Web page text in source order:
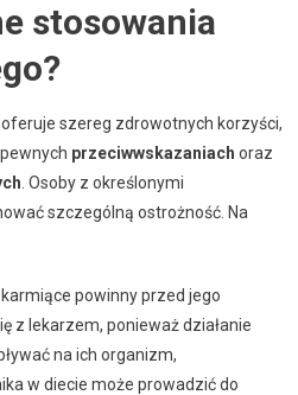
stosowania
szereg zdrowotnych korzyści,
przeciwwskazaniach oraz
. Osoby z określonymi
szczególną ostrożność. Na
powinny przed jego
z lekarzem, ponieważ działanie
na ich organizm,
w diecie może prowadzić do